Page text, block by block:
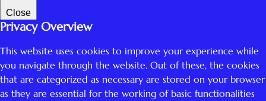
Close
Privacy Overview
This website uses cookies to improve your experience while
you navigate through the website. Out of these, the cookies
that are categorized as necessary are stored on your browser
as they are essential for the working of basic functionalities